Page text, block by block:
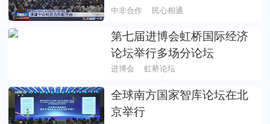
平台
中非合作 民心相通
第七届进博会虹桥国际经济
论坛举行多场分论坛
进博会 虹桥论坛
全球南方国家智库论坛在北
京举行